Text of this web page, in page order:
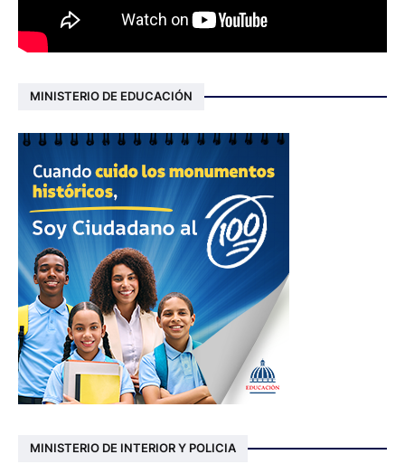
MINISTERIO DE EDUCACIÓN
MINISTERIO DE INTERIOR Y POLICIA